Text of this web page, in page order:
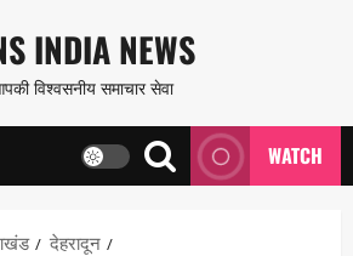
INDIA NEWS
विश्वसनीय समाचार सेवा
WATCH
देहरादून